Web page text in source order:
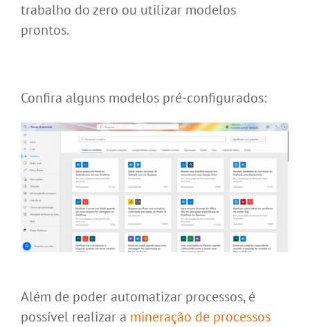
trabalho do zero ou utilizar modelos
prontos.
Confira alguns modelos pré-configurados:
Além de poder automatizar processos, é
possível realizar a mineração de processos